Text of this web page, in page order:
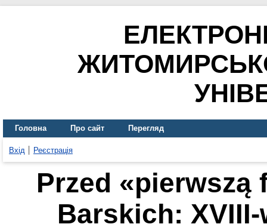
Головна Про сайт Перегляд
Вхід Реєстрація
Przed «pierwszą
Barskich: